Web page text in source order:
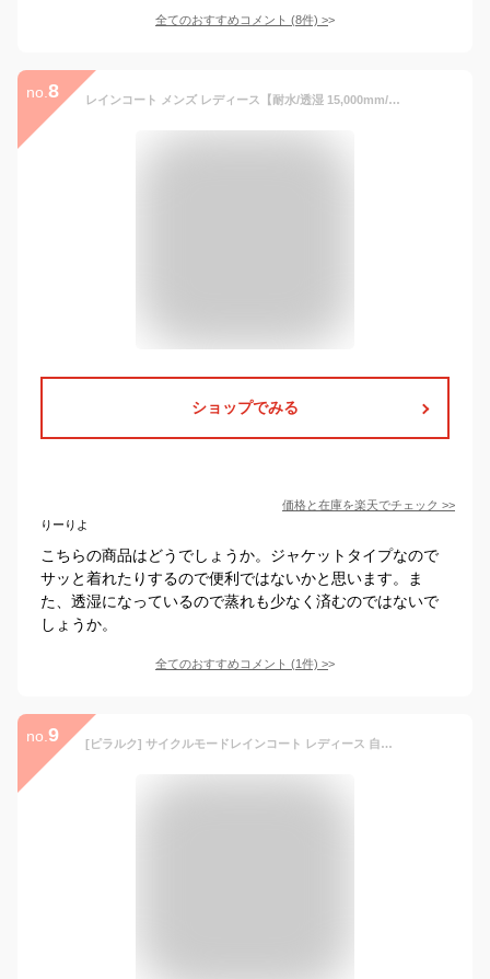
全てのおすすめコメント (8件) >
no. 8 レインコート メンズ レディース【耐水/透湿 15,000mm/30,000g/m2】レインコート 自転車 バイク カッパ 雨具 登山 レインウェア 雨合羽/合羽 通勤/通学 レインジャケット アウトドア用品 ユニセックス 【ラドウェザー LAD WEATHER】
ショップでみる
価格と在庫を楽天でチェック >>
りーりよ
こちらの商品はどうでしょうか。ジャケットタイプなので
サッと着れたりするので便利ではないかと思います。ま
た、透湿になっているので蒸れも少なく済むのではないで
しょうか。
全てのおすすめコメント (1件) >
no. 9 [ピラルク] サイクルモードレインコート レディース 自転車 通勤 通学 7440 ベージュ L